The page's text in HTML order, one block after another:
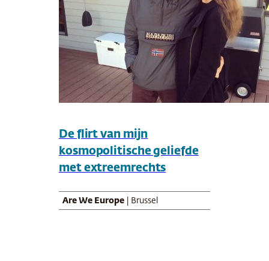
De flirt van mijn
kosmopolitische geliefde
met extreemrechts
Are We Europe | Brussel